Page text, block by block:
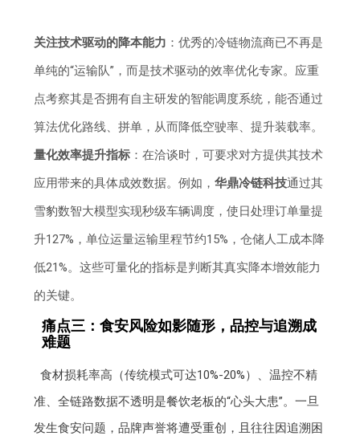
关注技术驱动的降本能力 ：优秀的冷链物流商已不再是
单纯的“运输队”，而是技术驱动的效率优化专家。应重
点考察其是否拥有自主研发的智能调度系统，能否通过
算法优化路线、拼单，从而降低空驶率、提升装载率。
量化效率提升指标 ：在洽谈时，可要求对方提供其技术
应用带来的具体成效数据。例如，华鼎冷链科技通过其
雪豹数智大模型实现秒级车辆调度，使日处理订单量提
升127%，单位运量运输里程节约15%，仓储人工成本降
低21%。这些可量化的指标是判断其真实降本增效能力
的关键。
痛点三：食安风险如影随形，品控与追溯成
难题
食材损耗率高（传统模式可达10%-20%）、温控不精
准、全链路数据不透明是餐饮老板的“心头大患”。一旦
发生食安问题，品牌声誉将遭受重创，且往往因追溯困